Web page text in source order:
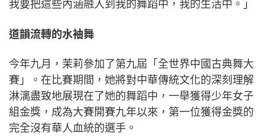
我要把這些內涵融入到我的舞蹈中，我的生活中。」
道韻流轉的水袖舞
今年九月，茉莉參加了第九屆「全世界中國古典舞大
賽」。在比賽期間，她將對中華傳統文化的深刻理解
淋漓盡致地展現在了她的舞蹈中，一舉獲得少年女子
組金獎，成為大賽開賽九年以來，第一位獲得金獎的
完全沒有華人血統的選手。